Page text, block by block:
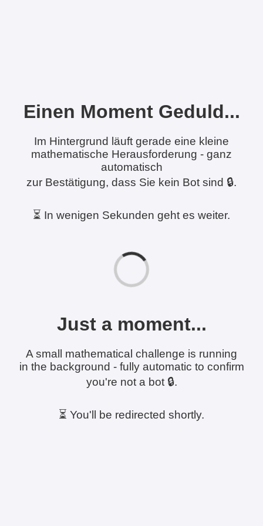
Einen Moment Geduld...
Im Hintergrund läuft gerade eine kleine
mathematische Herausforderung - ganz
automatisch
zur Bestätigung, dass Sie kein Bot sind 🔒.
⏳ In wenigen Sekunden geht es weiter.
Just a moment...
A small mathematical challenge is running
in the background - fully automatic to confirm
you're not a bot 🔒.
⏳ You'll be redirected shortly.